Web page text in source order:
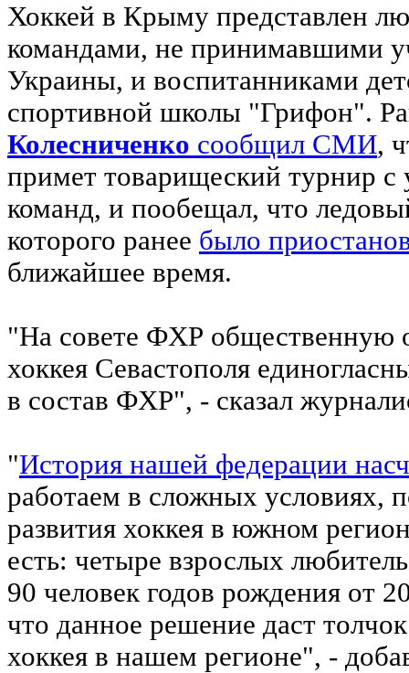
Хоккей в Крыму представлен
командами, не принимавшими
Украины, и воспитанниками
спортивной школы "Грифон".
Колесниченко сообщил СМИ,
примет товарищеский турнир с
команд, и пообещал, что
которого ранее было
ближайшее время.
"На совете ФХР общественную
хоккея Севастополя
в состав ФХР", - сказал
"История нашей федерации
работаем в сложных условиях,
развития хоккея в южном
есть: четыре взрослых
90 человек годов рождения от
что данное решение даст
хоккея в нашем регионе", -